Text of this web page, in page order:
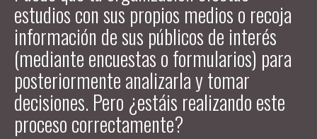
estudios con sus propios medios o recoja
información de sus públicos de interés
(mediante encuestas o formularios) para
posteriormente analizarla y tomar
decisiones. Pero ¿estáis realizando este
proceso correctamente?